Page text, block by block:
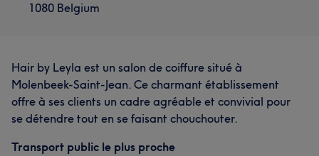
1080 Belgium
Hair by Leyla est un salon de coiffure situé à
Molenbeek-Saint-Jean. Ce charmant établissement
offre à ses clients un cadre agréable et convivial pour
se détendre tout en se faisant chouchouter.
Transport public le plus proche